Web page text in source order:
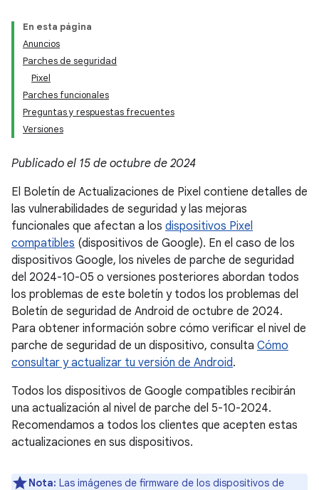
En esta página
Anuncios
Parches de seguridad
Pixel
Parches funcionales
Preguntas y respuestas frecuentes
Versiones
Publicado el 15 de octubre de 2024
El Boletín de Actualizaciones de Pixel contiene detalles de
las vulnerabilidades de seguridad y las mejoras
funcionales que afectan a los dispositivos Pixel
compatibles (dispositivos de Google). En el caso de los
dispositivos Google, los niveles de parche de seguridad
del 2024-10-05 o versiones posteriores abordan todos
los problemas de este boletín y todos los problemas del
Boletín de seguridad de Android de octubre de 2024.
Para obtener información sobre cómo verificar el nivel de
parche de seguridad de un dispositivo, consulta Cómo
consultar y actualizar tu versión de Android.
Todos los dispositivos de Google compatibles recibirán
una actualización al nivel de parche del 5-10-2024.
Recomendamos a todos los clientes que acepten estas
actualizaciones en sus dispositivos.
Nota: Las imágenes de firmware de los dispositivos de